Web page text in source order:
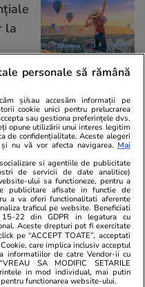
la
06 aug.
în
06 aug.
a
personale să rămână
și/sau accesăm informații pe
cookie unici pentru prelucrarea
sau gestiona preferințele dvs.
opune utilizării unui interes legitim
de confidențialitate. Aceste alegeri
nu vă vor afecta navigarea. Mai
si agentiile de publicitate
de servicii de date analitice)
ului sa functioneze, pentru a
publicitare afisate in functie de
a va oferi functionalitati aferente
traficul pe website. Beneficiati
22 din GDPR in legatura cu
Aceste drepturi pot fi exercitate
pe “ACCEPT TOATE”, acceptati
care implica inclusiv acceptul
informatiilor de catre Vendor-ii cu
SA MODIFIC SETARILE
in mod individual, mai putin
functionarea website-ului.